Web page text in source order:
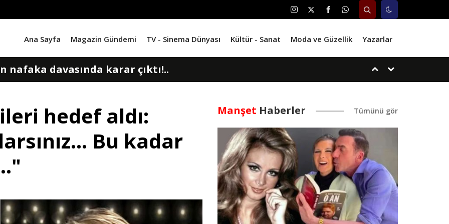
Ana Sayfa Magazin Gündemi TV - Sinema Dünyası Kültür - Sanat Moda ve Güzellik Yazarlar
nafaka davasında karar çıktı!..
kez baba oluyor!..
Kadir Doğulu'dan bebekleriyle ilk poz!
yeni tarzı eşi ve çocuklarından veto yedi!
olacak... ‘Uzak Şehir'in kadrosuna sürpriz isim...!
mutlu haber! Hamile olduğunu duyurdu...
hedef aldı:
Bu kadar
Manşet Haberler